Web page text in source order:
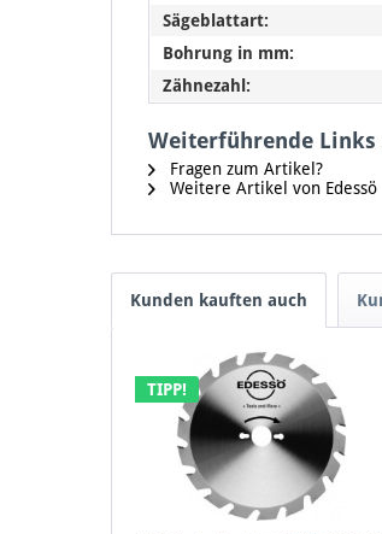
Sägeblattart:
Bohrung in mm:
Zähnezahl:
Weiterführende Links
Fragen zum Artikel?
Weitere Artikel von Edessö
Kunden kauften auch
TIPP!